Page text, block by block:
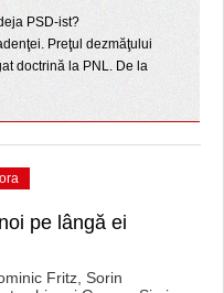
PSD-ist?
Preţul dezmăţului
doctrină la PNL. De la
pe lângă ei
Fritz, Sorin